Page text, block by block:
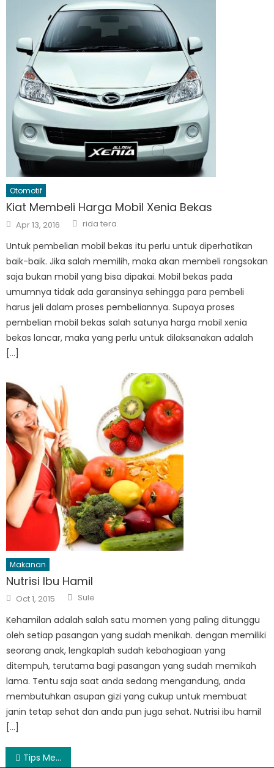
Otomotif
Kiat Membeli Harga Mobil Xenia Bekas
Posted
on
Apr 13, 2016 Author
rida tera
Untuk pembelian mobil bekas itu perlu untuk diperhatikan
baik-baik. Jika salah memilih, maka akan membeli rongsokan
saja bukan mobil yang bisa dipakai. Mobil bekas pada
umumnya tidak ada garansinya sehingga para pembeli
harus jeli dalam proses pembeliannya. Supaya proses
pembelian mobil bekas salah satunya harga mobil xenia
bekas lancar, maka yang perlu untuk dilaksanakan adalah
[…]
Makanan
Nutrisi Ibu Hamil
Posted
on
Oct 1, 2015 Author
Sule
Kehamilan adalah salah satu momen yang paling ditunggu
oleh setiap pasangan yang sudah menikah. dengan memiliki
seorang anak, lengkaplah sudah kebahagiaan yang
ditempuh, terutama bagi pasangan yang sudah memikah
lama. Tentu saja saat anda sedang mengandung, anda
membutuhkan asupan gizi yang cukup untuk membuat
janin tetap sehat dan anda pun juga sehat. Nutrisi ibu hamil
[…]
Post
Tips Melakukan Perawatan Kulit